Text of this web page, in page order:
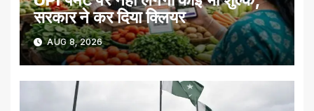
सरकार ने कर दिया क्लियर
AUG 8, 2026